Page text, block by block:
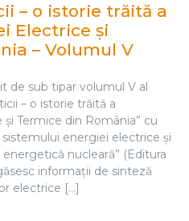
– o istorie trăită a
Electrice și
– Volumul V
de sub tipar volumul V al
– o istorie trăită a
Termice din România” cu
energiei electrice și
nucleară” (Editura
informaţii de sinteză
electrice […]